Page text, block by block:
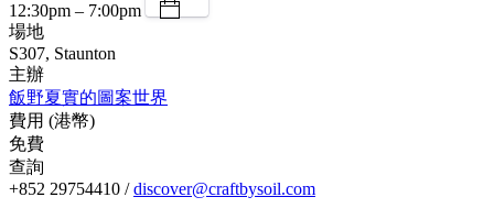
12:30pm – 7:00pm
場地
S307, Staunton
主辦
飯野夏實的圖案世界
費用 (港幣)
免費
查詢
+852 29754410 /discover@craftbysoil.com